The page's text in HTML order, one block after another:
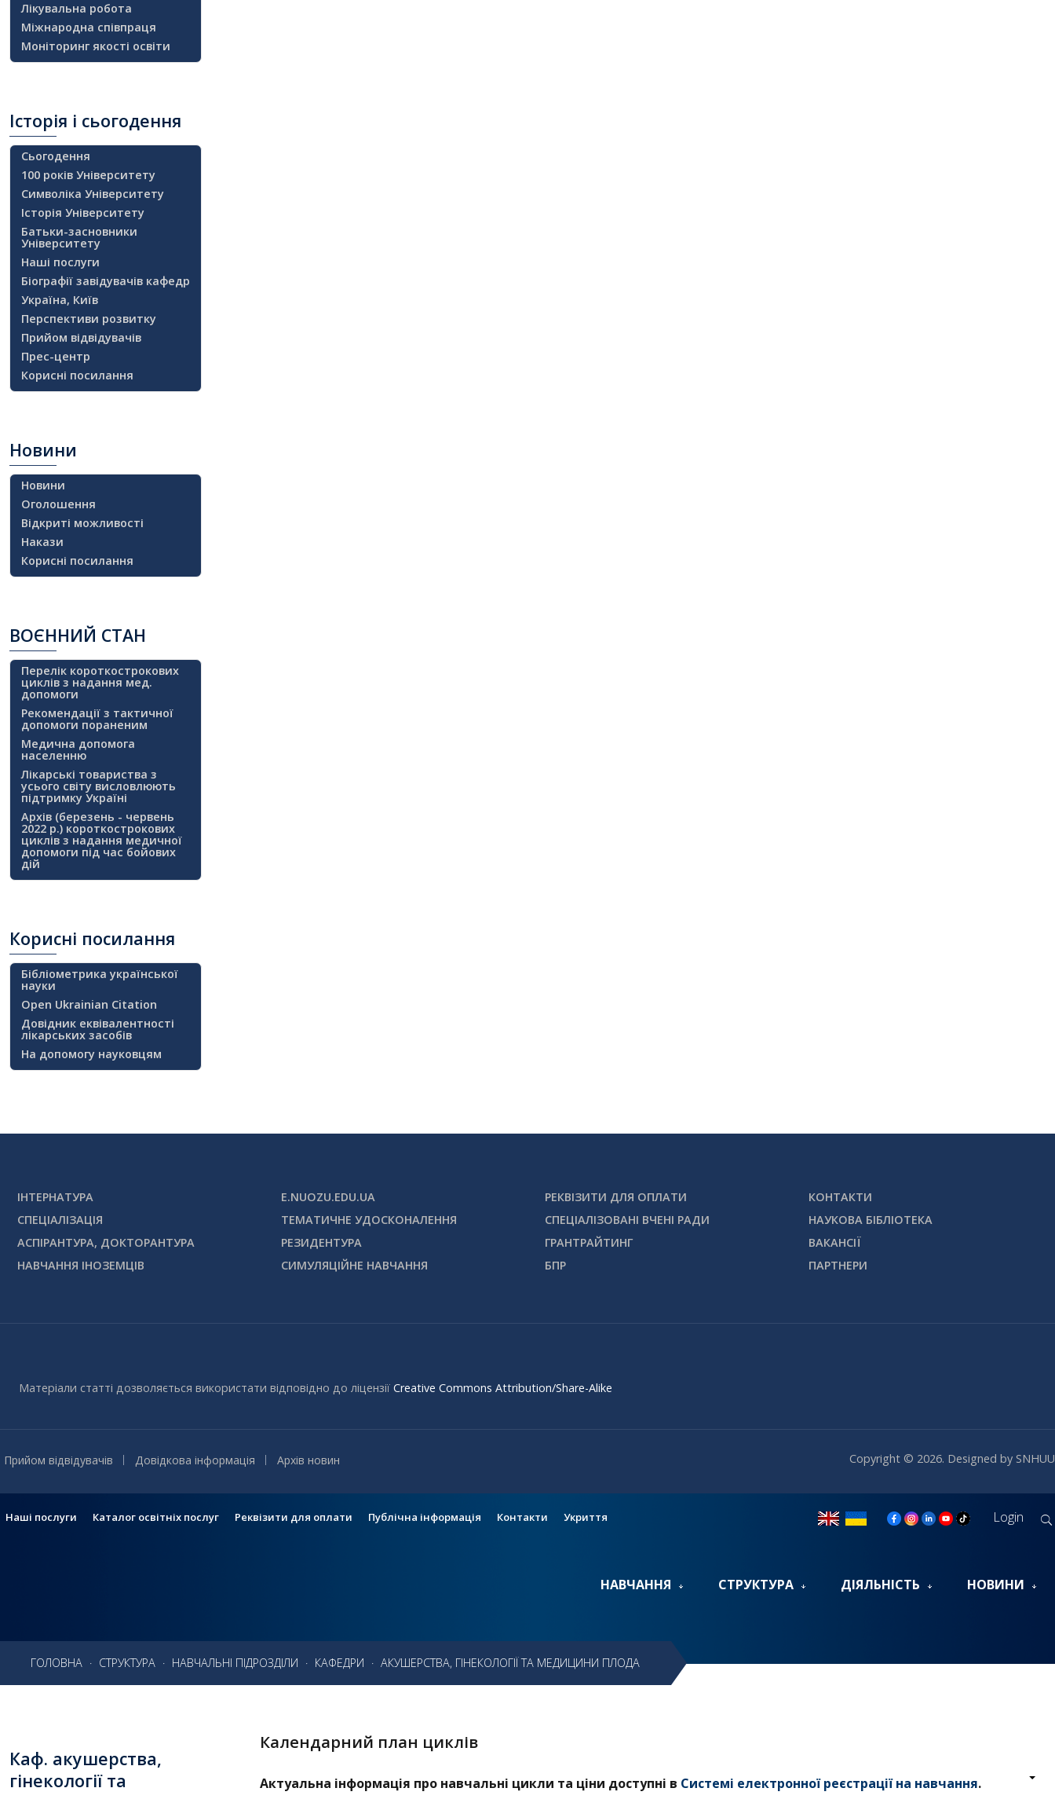
Лікувальна робота
Міжнародна співпраця
Моніторинг якості освіти
Історія і сьогодення
Сьогодення
100 років Університету
Символіка Університету
Історія Університету
Батьки-засновники
Університету
Наші послуги
Біографії завідувачів кафедр
Україна, Київ
Перспективи розвитку
Прийом відвідувачів
Прес-центр
Корисні посилання
Новини
Новини
Оголошення
Відкриті можливості
Накази
Корисні посилання
ВОЄННИЙ СТАН
Перелік короткострокових
циклів з надання мед.
допомоги
Рекомендації з тактичної
допомоги пораненим
Медична допомога
населенню
Лікарські товариства з
усього світу висловлюють
підтримку Україні
Архів (березень - червень
2022 р.) короткострокових
циклів з надання медичної
допомоги під час бойових
дій
Корисні посилання
Бібліометрика української
науки
Open Ukrainian Citation
Довідник еквівалентності
лікарських засобів
На допомогу науковцям
ІНТЕРНАТУРА
СПЕЦІАЛІЗАЦІЯ
АСПІРАНТУРА, ДОКТОРАНТУРА
НАВЧАННЯ ІНОЗЕМЦІВ
E.NUOZU.EDU.UA
ТЕМАТИЧНЕ УДОСКОНАЛЕННЯ
РЕЗИДЕНТУРА
СИМУЛЯЦІЙНЕ НАВЧАННЯ
РЕКВІЗИТИ ДЛЯ ОПЛАТИ
СПЕЦІАЛІЗОВАНІ ВЧЕНІ РАДИ
ГРАНТРАЙТИНГ
БПР
КОНТАКТИ
НАУКОВА БІБЛІОТЕКА
ВАКАНСІЇ
ПАРТНЕРИ
Матеріали статті дозволяється використати відповідно до ліцензії Creative Commons Attribution/Share-Alike
Прийом відвідувачів Довідкова інформація Архів новин Copyright © 2026. Designed by SNHUU
Головна
Новини
Наші послуги Каталог освітніх послуг Реквізити для оплати Публічна інформація Контакти Укриття Login
НАВЧАННЯ СТРУКТУРА ДІЯЛЬНІСТЬ НОВИНИ
ГОЛОВНА · СТРУКТУРА · НАВЧАЛЬНІ ПІДРОЗДІЛИ · КАФЕДРИ · АКУШЕРСТВА, ГІНЕКОЛОГІЇ ТА МЕДИЦИНИ ПЛОДА
Календарний план циклів
Актуальна інформація про навчальні цикли та ціни доступні в Системі електронної реєстрації на навчання.
Каф. акушерства,
гінекології та